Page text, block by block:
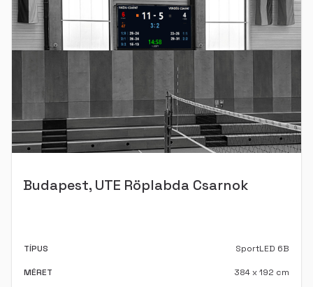
Budapest, UTE Röplabda Csarnok
TÍPUS SportLED 6B
MÉRET 384 x 192 cm